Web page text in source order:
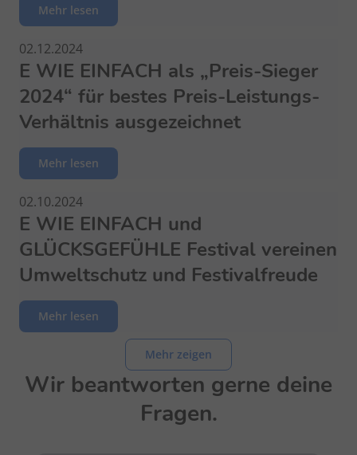
Mehr lesen
02.12.2024
E WIE EINFACH als „Preis-Sieger
2024“ für bestes Preis-Leistungs-
Verhältnis ausgezeichnet
Mehr lesen
02.10.2024
E WIE EINFACH und
GLÜCKSGEFÜHLE Festival vereinen
Umweltschutz und Festivalfreude
Mehr lesen
Mehr zeigen
Wir beantworten gerne deine
Fragen.